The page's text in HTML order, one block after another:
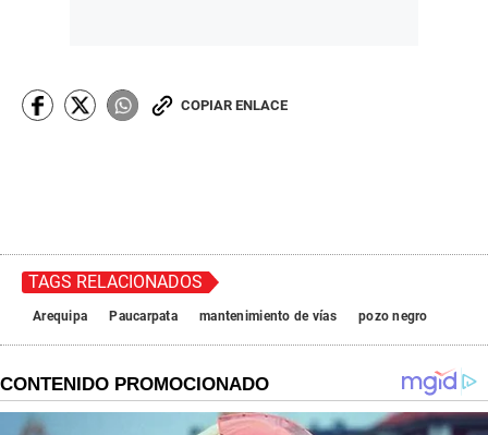
COPIAR ENLACE
TAGS RELACIONADOS
Arequipa Paucarpata mantenimiento de vías pozo negro